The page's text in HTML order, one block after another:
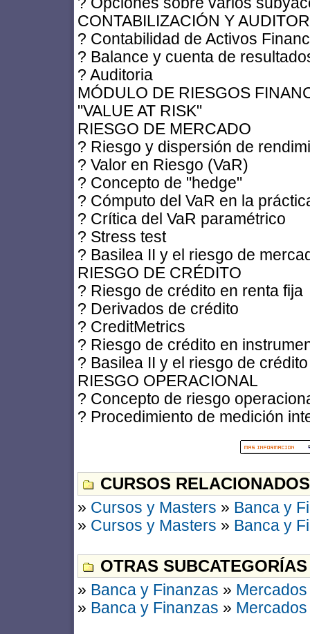
CONTABILIZACIÓN Y
? Contabilidad de Activos
? Balance y cuenta de
? Auditoria
MÓDULO DE RIESGOS
"VALUE AT RISK"
RIESGO DE MERCADO
? Riesgo y dispersión de
? Valor en Riesgo (VaR)
? Concepto de "hedge"
? Cómputo del VaR en la
? Crítica del VaR paramétrico
? Stress test
? Basilea II y el riesgo de
RIESGO DE CRÉDITO
? Riesgo de crédito en renta fija
? Derivados de crédito
? CreditMetrics
? Riesgo de crédito en
? Basilea II y el riesgo de crédito
RIESGO OPERACIONAL
? Concepto de riesgo
? Procedimiento de medición
CURSOS
» Cursos y Masters » Banca y
» Cursos y Masters » Banca y
OTRAS
» Banca y Finanzas »
» Banca y Finanzas »